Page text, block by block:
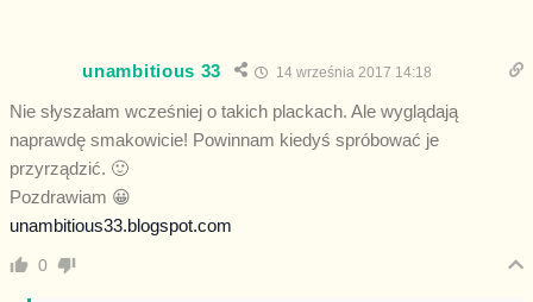
unambitious 33 14 września 2017 14:18
Nie słyszałam wcześniej o takich plackach. Ale wyglądają
naprawdę smakowicie! Powinnam kiedyś spróbować je
przyrządzić. 🙂
Pozdrawiam 😀
unambitious33.blogspot.com
0